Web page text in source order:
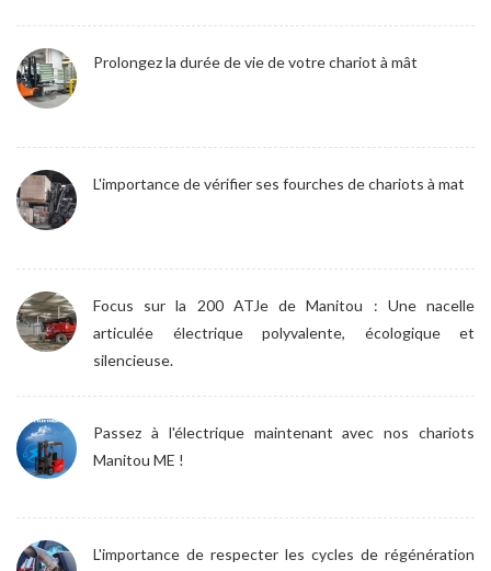
Prolongez la durée de vie de votre chariot à mât
L'importance de vérifier ses fourches de chariots à mat
Focus sur la 200 ATJe de Manitou : Une nacelle
articulée électrique polyvalente, écologique et
silencieuse.
Passez à l'électrique maintenant avec nos chariots
Manitou ME !
L'importance de respecter les cycles de régénération